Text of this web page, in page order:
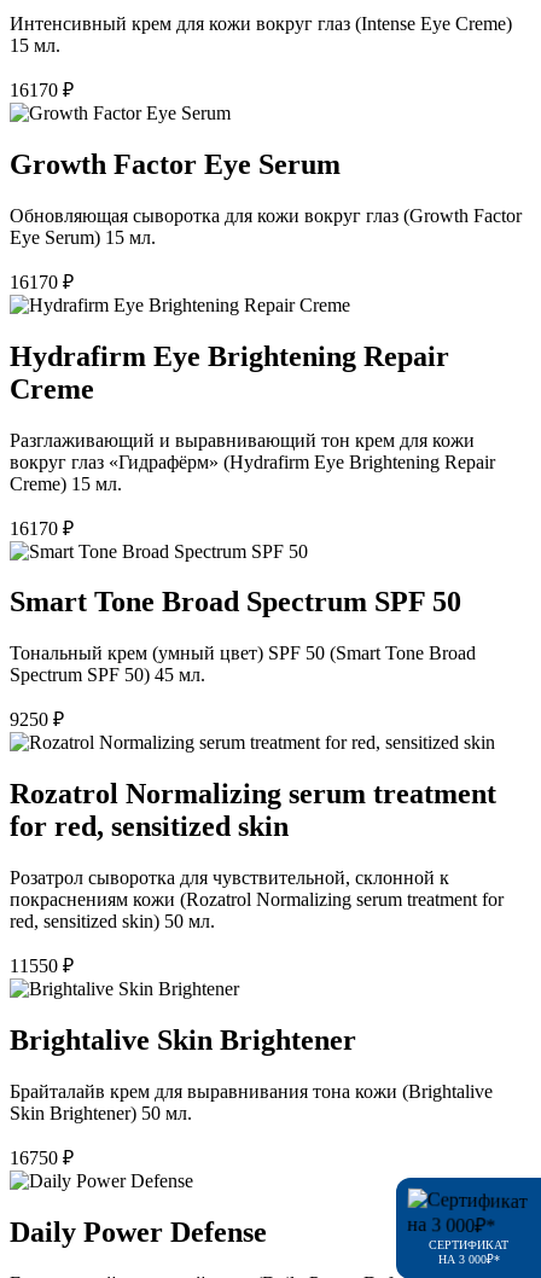
Интенсивный крем для кожи вокруг глаз (Intense Eye Cremе)
15 мл.
16170 ₽
Growth Factor Eye Serum
Обновляющая сыворотка для кожи вокруг глаз (Growth Factor
Eye Serum) 15 мл.
16170 ₽
Hydrafirm Eye Brightening Repair
Creme
Разглаживающий и выравнивающий тон крем для кожи
вокруг глаз «Гидрафёрм» (Hydrafirm Eye Brightening Repair
Creme) 15 мл.
16170 ₽
Smart Tone Broad Spectrum SPF 50
Тональный крем (умный цвет) SPF 50 (Smart Tone Broad
Spectrum SPF 50) 45 мл.
9250 ₽
Rozatrol Normalizing serum treatment
for red, sensitized skin
Розатрол сыворотка для чувствительной, склонной к
покраснениям кожи (Rozatrol Normalizing serum treatment for
red, sensitized skin) 50 мл.
11550 ₽
Brightalive Skin Brightener
Брайталайв крем для выравнивания тона кожи (Brightalive
Skin Brightener) 50 мл.
16750 ₽
Daily Power Defense
СЕРТИФИКАТ
НА 3 000₽*